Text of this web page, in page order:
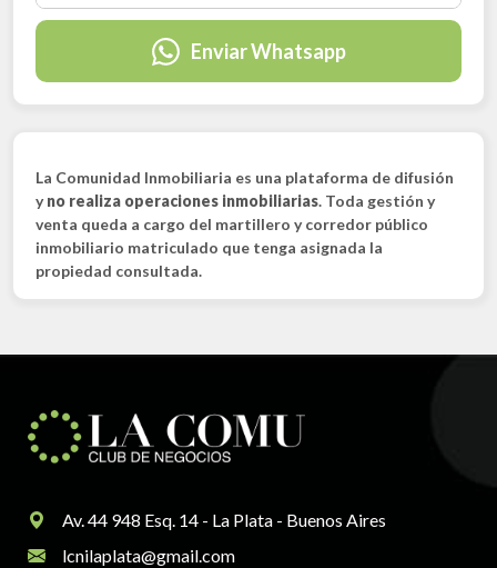
Enviar Whatsapp
La Comunidad Inmobiliaria es una plataforma de difusión
yno realiza operaciones inmobiliarias. Toda gestión y
venta queda a cargo del martillero y corredor público
inmobiliario matriculado que tenga asignada la
propiedad consultada.
Av. 44 948 Esq. 14 - La Plata - Buenos Aires
lcnilaplata@gmail.com